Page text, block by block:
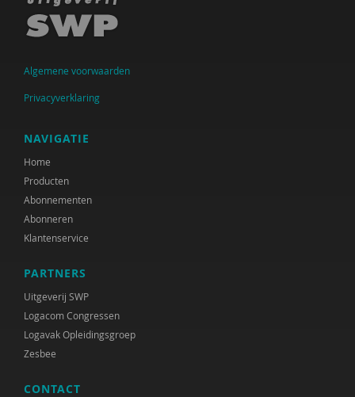
Algemene voorwaarden
Privacyverklaring
NAVIGATIE
Home
Producten
Abonnementen
Abonneren
Klantenservice
PARTNERS
Uitgeverij SWP
Logacom Congressen
Logavak Opleidingsgroep
Zesbee
CONTACT